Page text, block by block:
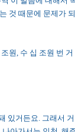
것 때문에 문제가 되
원, 수 십 조원 번 거
있거든요. 그래서 거